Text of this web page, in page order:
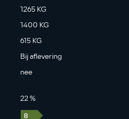
1265 KG
1400 KG
615 KG
Bij aflevering
nee
22 %